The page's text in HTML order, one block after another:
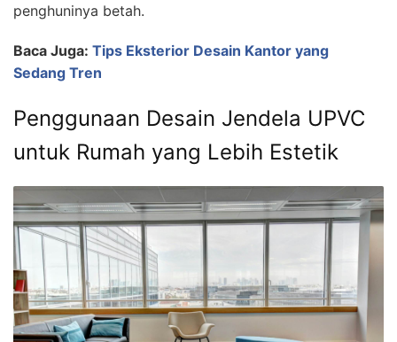
penghuninya betah.
Baca Juga: Tips Eksterior Desain Kantor yang
Sedang Tren
Penggunaan Desain Jendela UPVC
untuk Rumah yang Lebih Estetik